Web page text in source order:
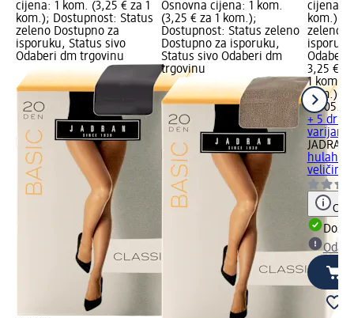
cijena: 1 kom. (3,25 € za 1
kom.); Dostupnost: Status
zeleno Dostupno za
isporuku, Status sivo
Odaberi dm trgovinu
Osnovna cijena: 1 kom.
(3,25 € za 1 kom.);
Dostupnost: Status zeleno
Dostupno za isporuku,
Status sivo Odaberi dm
trgovinu
cijena: 1
kom.);
zeleno
Odaberi
3,25 €
1 kom.
kom.)
+ 5
varijante
JADRAN
veličina